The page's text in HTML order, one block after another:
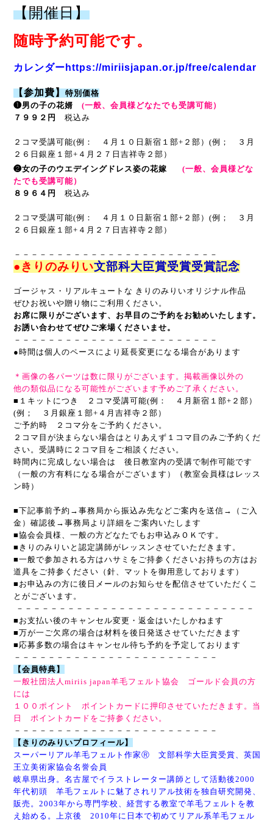
【開催日】
随時予約可能です。
カレンダーhttps://miriisjapan.or.jp/free/calendar
【参加費】 特別価格
❶男の子の花婿 (一般、会員様どなたでも受講可能）
７９９２円
税込み
２コマ受講可能(例： ４月１０日新宿１部+２部）(例； ３月
２６日銀座１部+４月２７日吉祥寺２部）
❷女の子のウエデイングドレス姿の花嫁
(一般、会員様どな
たでも受講可能）
８９６４円
税込み
２コマ受講可能(例： ４月１０日新宿１部+２部）(例； ３月
２６日銀座１部+４月２７日吉祥寺２部）
－－－－－－－－－－－－－－－－－－－－－－－－
●きりのみりい文部科大臣賞受賞受賞記念
ゴージャス・リアルキュートな きりのみりいオリジナル作品
ぜひお祝いや贈り物にご利用ください。
お席に限りがございます、お早目のご予約をお勧めいたします。
お誘い合わせてぜひご来場くださいませ。
－－－－－－－－－－－－－－－－－－－－－－－－
●時間は個人のペースにより延長変更になる場合があります
＊画像の各パーツは数に限りがございます。 掲載画像以外の
他の類似品になる可能性がございます予めご了承ください。
■１キットにつき
２コマ受講可能(例： ４月新宿１部+２部）
(例； ３月銀座１部+４月吉祥寺２部）
ご予約時 ２コマ分をご予約ください。
２コマ目が決まらない場合はとりあえず１コマ目のみご予約くだ
さい。受講時に２コマ目をご相談ください。
時間内に完成しない場合は 後日教室内の受講で制作可能です
（一般の方有料になる場合がございます）（教室会員様はレッス
ン時）
■下記事前予約→事務局から振込み先などご案内を送信→（ご入
金）確認後→事務局より詳細をご案内いたします
■協会会員様、一般の方どなたでもお申込みＯＫです。
■きりのみりいと認定講師がレッスンさせていただきます。
■一般で参加される方はハサミをご持参くださいお持ちの方はお
道具をご持参ください（針、マットを御用意しております）
■お申込みの方に後日メールのお知らせを配信させていただくこ
とがございます。
－－－－－－－－－－－－－－－－－－－－－－－－－－－－
■お支払い後のキャンセル変更・返金はいたしかねます
■万が一ご欠席の場合は材料を後日発送させていただきます
■応募多数の場合はキャンセル待ち予約を予定しております
－－－－－－－－－－－－－－－－－－－－－－－－
【会員特典】
一般社団法人miriis japan羊毛フェルト協会 ゴールド会員の方
には
１００ポイント ポイントカードに押印させていただきます。当
日 ポイントカードをご持参ください。
－－－－－－－－－－－－－－－－－－－－－－－－
【きりのみりいプロフィール】
スーパーリアル羊毛フェルト作家Ⓡ 文部科学大臣賞受賞、英国
王立美術家協会名誉会員
岐阜県出身。名古屋でイラストレーター講師として活動後2000
年代初頭 羊毛フェルトに魅了されリアル技術を独自研究開発、
販売 。 2003年から専門学校、経営する教室で羊毛フェルトを教
え始める。上京後 2010年に日本で初めてリアル系羊毛フェル